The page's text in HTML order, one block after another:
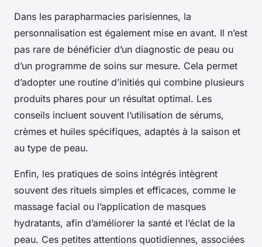
Dans les parapharmacies parisiennes, la
personnalisation est également mise en avant. Il n’est
pas rare de bénéficier d’un diagnostic de peau ou
d’un programme de soins sur mesure. Cela permet
d’adopter une routine d’initiés qui combine plusieurs
produits phares pour un résultat optimal. Les
conseils incluent souvent l’utilisation de sérums,
crèmes et huiles spécifiques, adaptés à la saison et
au type de peau.
Enfin, les pratiques de soins intégrés intègrent
souvent des rituels simples et efficaces, comme le
massage facial ou l’application de masques
hydratants, afin d’améliorer la santé et l’éclat de la
peau. Ces petites attentions quotidiennes, associées